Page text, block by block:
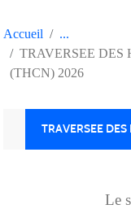
Accueil
TRAVERSEE DES
(THCN) 2026
TRAVERSEE
Le